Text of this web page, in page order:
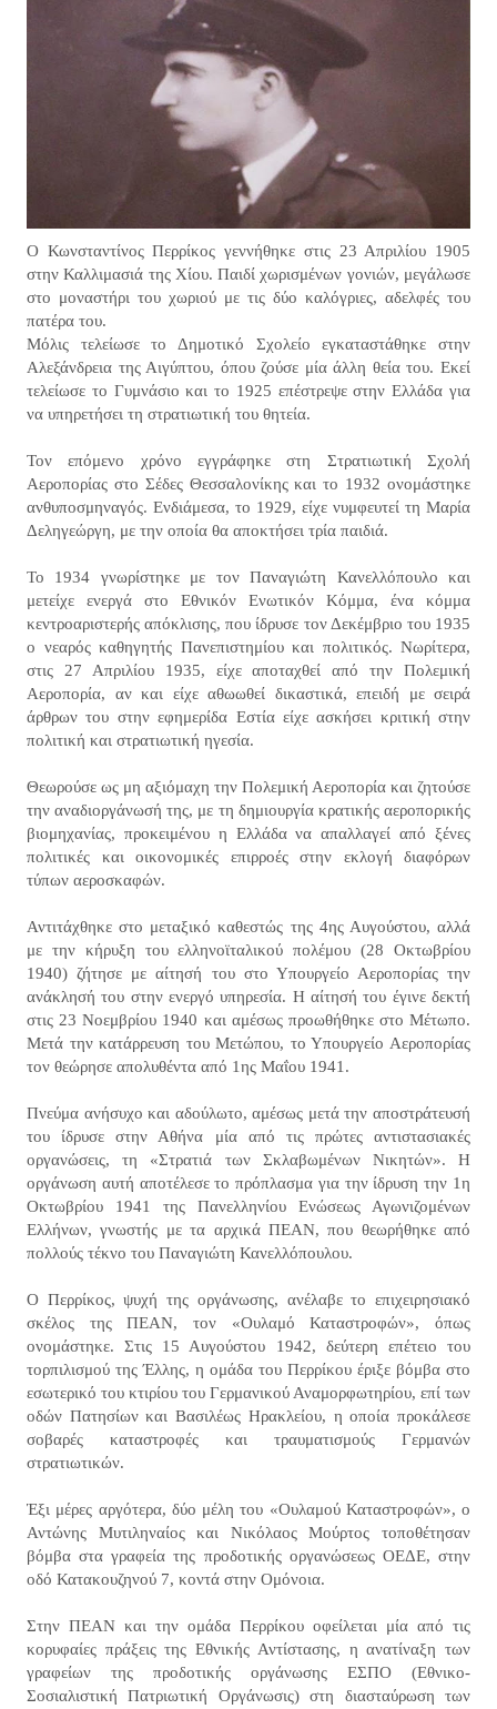
Ο Κωνσταντίνος Περρίκος γεννήθηκε στις 23 Απριλίου 1905
στην Καλλιμασιά της Χίου. Παιδί χωρισμένων γονιών, μεγάλωσε
στο μοναστήρι του χωριού με τις δύο καλόγριες, αδελφές του
πατέρα του.
Μόλις τελείωσε το Δημοτικό Σχολείο εγκαταστάθηκε στην
Αλεξάνδρεια της Αιγύπτου, όπου ζούσε μία άλλη θεία του. Εκεί
τελείωσε το Γυμνάσιο και το 1925 επέστρεψε στην Ελλάδα για
να υπηρετήσει τη στρατιωτική του θητεία.
Τον επόμενο χρόνο εγγράφηκε στη Στρατιωτική Σχολή
Αεροπορίας στο Σέδες Θεσσαλονίκης και το 1932 ονομάστηκε
ανθυποσμηναγός. Ενδιάμεσα, το 1929, είχε νυμφευτεί τη Μαρία
Δεληγεώργη, με την οποία θα αποκτήσει τρία παιδιά.
Το 1934 γνωρίστηκε με τον Παναγιώτη Κανελλόπουλο και
μετείχε ενεργά στο Εθνικόν Ενωτικόν Κόμμα, ένα κόμμα
κεντροαριστερής απόκλισης, που ίδρυσε τον Δεκέμβριο του 1935
ο νεαρός καθηγητής Πανεπιστημίου και πολιτικός. Νωρίτερα,
στις 27 Απριλίου 1935, είχε αποταχθεί από την Πολεμική
Αεροπορία, αν και είχε αθωωθεί δικαστικά, επειδή με σειρά
άρθρων του στην εφημερίδα Εστία είχε ασκήσει κριτική στην
πολιτική και στρατιωτική ηγεσία.
Θεωρούσε ως μη αξιόμαχη την Πολεμική Αεροπορία και ζητούσε
την αναδιοργάνωσή της, με τη δημιουργία κρατικής αεροπορικής
βιομηχανίας, προκειμένου η Ελλάδα να απαλλαγεί από ξένες
πολιτικές και οικονομικές επιρροές στην εκλογή διαφόρων
τύπων αεροσκαφών.
Αντιτάχθηκε στο μεταξικό καθεστώς της 4ης Αυγούστου, αλλά
με την κήρυξη του ελληνοϊταλικού πολέμου (28 Οκτωβρίου
1940) ζήτησε με αίτησή του στο Υπουργείο Αεροπορίας την
ανάκλησή του στην ενεργό υπηρεσία. Η αίτησή του έγινε δεκτή
στις 23 Νοεμβρίου 1940 και αμέσως προωθήθηκε στο Μέτωπο.
Μετά την κατάρρευση του Μετώπου, το Υπουργείο Αεροπορίας
τον θεώρησε απολυθέντα από 1ης Μαΐου 1941.
Πνεύμα ανήσυχο και αδούλωτο, αμέσως μετά την αποστράτευσή
του ίδρυσε στην Αθήνα μία από τις πρώτες αντιστασιακές
οργανώσεις, τη «Στρατιά των Σκλαβωμένων Νικητών». Η
οργάνωση αυτή αποτέλεσε το πρόπλασμα για την ίδρυση την 1η
Οκτωβρίου 1941 της Πανελληνίου Ενώσεως Αγωνιζομένων
Ελλήνων, γνωστής με τα αρχικά ΠΕΑΝ, που θεωρήθηκε από
πολλούς τέκνο του Παναγιώτη Κανελλόπουλου.
Ο Περρίκος, ψυχή της οργάνωσης, ανέλαβε το επιχειρησιακό
σκέλος της ΠΕΑΝ, τον «Ουλαμό Καταστροφών», όπως
ονομάστηκε. Στις 15 Αυγούστου 1942, δεύτερη επέτειο του
τορπιλισμού της Έλλης, η ομάδα του Περρίκου έριξε βόμβα στο
εσωτερικό του κτιρίου του Γερμανικού Αναμορφωτηρίου, επί των
οδών Πατησίων και Βασιλέως Ηρακλείου, η οποία προκάλεσε
σοβαρές καταστροφές και τραυματισμούς Γερμανών
στρατιωτικών.
Έξι μέρες αργότερα, δύο μέλη του «Ουλαμού Καταστροφών», ο
Αντώνης Μυτιληναίος και Νικόλαος Μούρτος τοποθέτησαν
βόμβα στα γραφεία της προδοτικής οργανώσεως ΟΕΔΕ, στην
οδό Κατακουζηνού 7, κοντά στην Ομόνοια.
Στην ΠΕΑΝ και την ομάδα Περρίκου οφείλεται μία από τις
κορυφαίες πράξεις της Εθνικής Αντίστασης, η ανατίναξη των
γραφείων της προδοτικής οργάνωσης ΕΣΠΟ (Εθνικο-
Σοσιαλιστική Πατριωτική Οργάνωσις) στη διασταύρωση των